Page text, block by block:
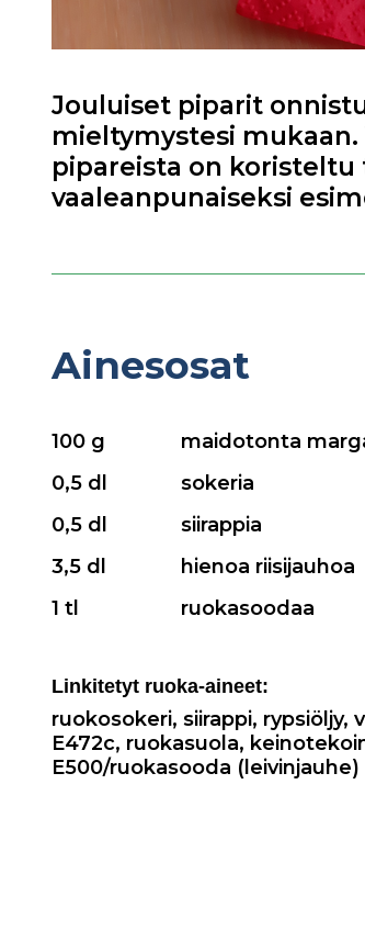
Jouluiset piparit
mieltymystesi mukaan.
pipareista on
vaaleanpunaiseksi
Ainesosat
100 g
maidotonta
0,5 dl
sokeria
0,5 dl
siirappia
3,5 dl
hienoa riisijauhoa
1 tl
ruokasoodaa
Linkitetyt ruoka-aineet:
ruokosokeri, siirappi, rypsiöljy,
E472c, ruokasuola,
E500/ruokasooda (leivinjauhe)